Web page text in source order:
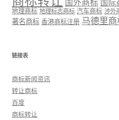
国外商标 国际
地理商标 地理标志商标 汽车商标 涉外
著名商标 香港商标注册 马德里商
链接表
商标新闻资讯
转让商标
百度
商标转让